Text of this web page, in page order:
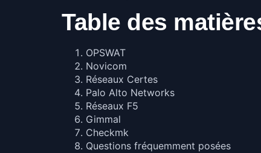
Table des
OPSWAT
Novicom
Réseaux Certes
Palo Alto Networks
Réseaux F5
Gimmal
Checkmk
Questions fréquemment posées